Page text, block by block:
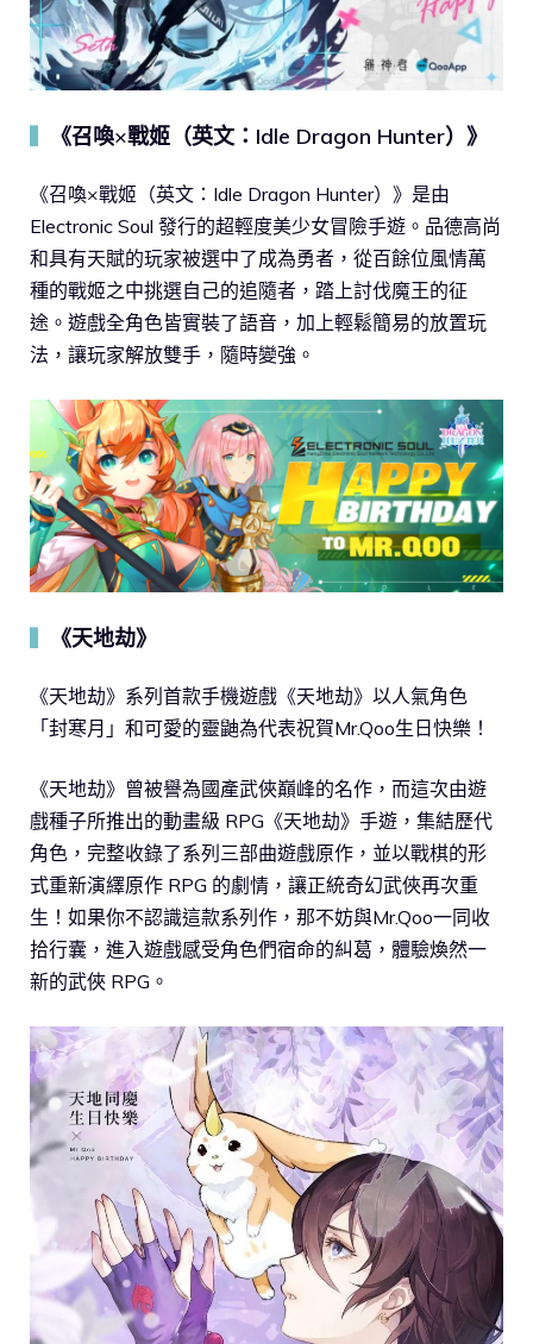
《召喚×戰姬（英文：Idle Dragon Hunter）》
《召喚×戰姬（英文：Idle Dragon Hunter）》是由
Electronic Soul 發行的超輕度美少女冒險手遊。品德高尚
和具有天賦的玩家被選中了成為勇者，從百餘位風情萬
種的戰姬之中挑選自己的追隨者，踏上討伐魔王的征
途。遊戲全角色皆實裝了語音，加上輕鬆簡易的放置玩
法，讓玩家解放雙手，隨時變強。
《天地劫》
《天地劫》系列首款手機遊戲《天地劫》以人氣角色
「封寒月」和可愛的靈鼬為代表祝賀Mr.Qoo生日快樂！
《天地劫》曾被譽為國產武俠巔峰的名作，而這次由遊
戲種子所推出的動畫級 RPG《天地劫》手遊，集結歷代
角色，完整收錄了系列三部曲遊戲原作，並以戰棋的形
式重新演繹原作 RPG 的劇情，讓正統奇幻武俠再次重
生！如果你不認識這款系列作，那不妨與Mr.Qoo一同收
拾行囊，進入遊戲感受角色們宿命的糾葛，體驗煥然一
新的武俠 RPG。